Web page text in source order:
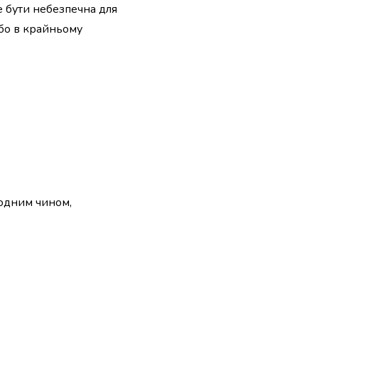
небезпечна для
в крайньому
чином,